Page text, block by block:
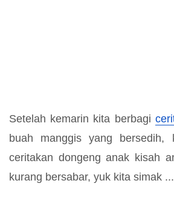
Setelah kemarin kita berbagi
buah manggis yang
ceritakan dongeng anak kisah
kurang bersabar, yuk kita simak ...